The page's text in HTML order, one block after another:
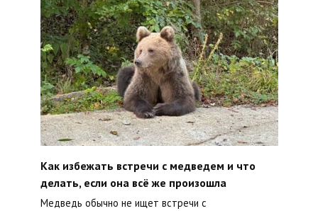
Как избежать встречи с медведем и что
делать, если она всё же произошла
Медведь обычно не ищет встречи с